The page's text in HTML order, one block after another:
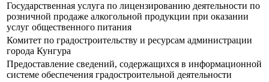
Государственная услуга по лицензированию деятельности по
розничной продаже алкогольной продукции при оказании
услуг общественного питания
Комитет по градостроительству и ресурсам администрации
города Кунгура
Предоставление сведений, содержащихся в информационной
системе обеспечения градостроительной деятельности